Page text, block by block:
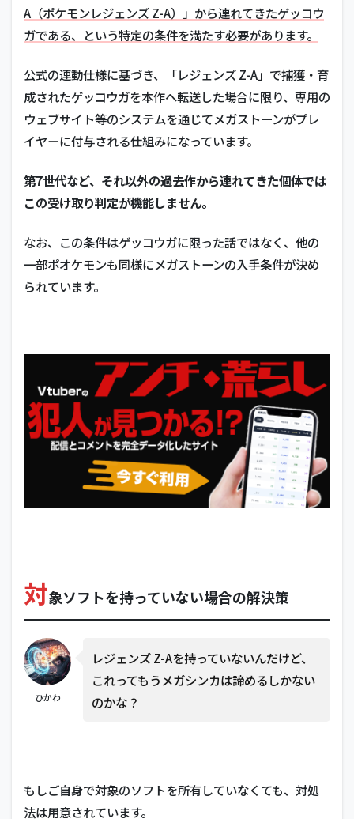
A（ポケモンレジェンズ Z-A）」から連れてきたゲッコウ
ガである、という特定の条件を満たす必要があります。
公式の連動仕様に基づき、「レジェンズ Z-A」で捕獲・育
成されたゲッコウガを本作へ転送した場合に限り、専用の
ウェブサイト等のシステムを通じてメガストーンがプレ
イヤーに付与される仕組みになっています。
第7世代など、それ以外の過去作から連れてきた個体では
この受け取り判定が機能しません。
なお、この条件はゲッコウガに限った話ではなく、他の
一部ポオケモンも同様にメガストーンの入手条件が決め
られています。
対象ソフトを持っていない場合の解決策
ひかわ
レジェンズ Z-Aを持っていないんだけど、
これってもうメガシンカは諦めるしかない
のかな？
もしご自身で対象のソフトを所有していなくても、対処
法は用意されています。